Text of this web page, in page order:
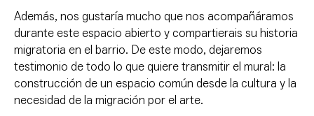
Además, nos gustaría mucho que nos acompañáramos
durante este espacio abierto y compartierais su historia
migratoria en el barrio. De este modo, dejaremos
testimonio de todo lo que quiere transmitir el mural: la
construcción de un espacio común desde la cultura y la
necesidad de la migración por el arte.